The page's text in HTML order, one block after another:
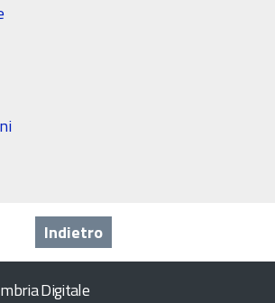
Indietro
Digitale